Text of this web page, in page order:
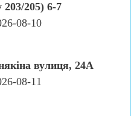
205) 6-7
08-10
вулиця, 24А
08-11